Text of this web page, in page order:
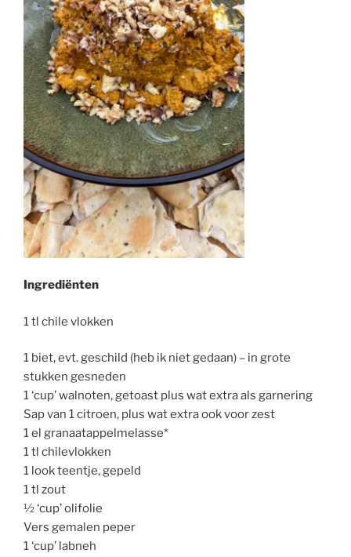
Ingrediënten
1 tl chile vlokken
1 biet, evt. geschild (heb ik niet gedaan) – in grote
stukken gesneden
1 ‘cup’ walnoten, getoast plus wat extra als garnering
Sap van 1 citroen, plus wat extra ook voor zest
1 el granaatappelmelasse*
1 tl chilevlokken
1 look teentje, gepeld
1 tl zout
½ ‘cup’ olifolie
Vers gemalen peper
1 ‘cup’ labneh